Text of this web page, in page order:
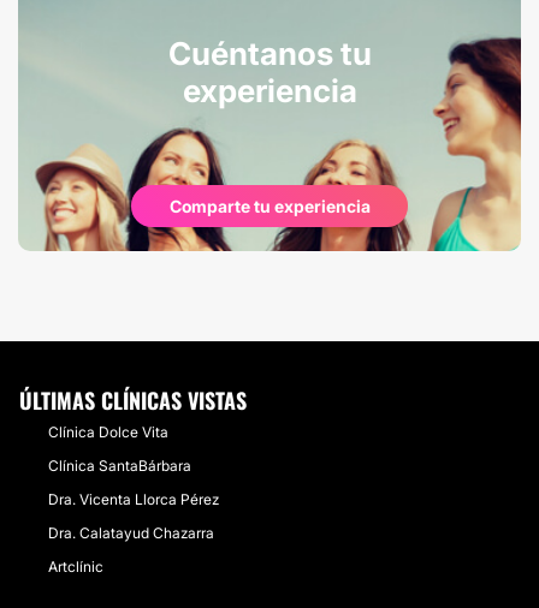
Cuéntanos tu
experiencia
Comparte tu experiencia
ÚLTIMAS CLÍNICAS VISTAS
Clínica Dolce Vita
Clínica SantaBárbara
Dra. Vicenta Llorca Pérez
Dra. Calatayud Chazarra
Artclínic